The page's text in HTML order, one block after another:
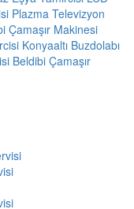
Plazma Televizyon
Çamaşır Makinesi
Konyaaltı Buzdolabı
Beldibi Çamaşır